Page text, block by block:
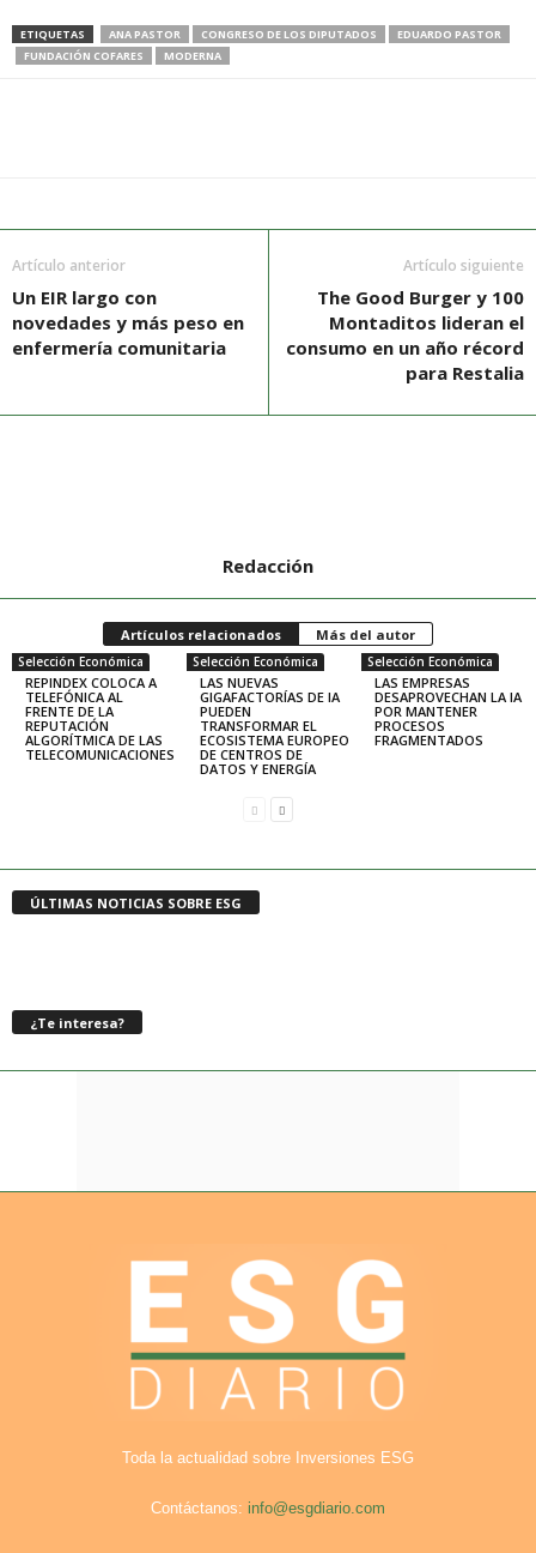
ETIQUETAS ANA PASTOR CONGRESO DE LOS DIPUTADOS
EDUARDO PASTOR
FUNDACIÓN COFARES
MODERNA
Artículo anterior
Un EIR largo con
novedades y más peso en
enfermería comunitaria
Artículo siguiente
The Good Burger y 100
Montaditos lideran el
consumo en un año récord
para Restalia
Redacción
Artículos relacionados Más del autor
Selección Económica
REPINDEX COLOCA A
TELEFÓNICA AL
FRENTE DE LA
REPUTACIÓN
ALGORÍTMICA DE LAS
TELECOMUNICACIONES
Selección Económica
LAS NUEVAS
GIGAFACTORÍAS DE IA
PUEDEN
TRANSFORMAR EL
ECOSISTEMA EUROPEO
DE CENTROS DE
DATOS Y ENERGÍA
Selección Económica
LAS EMPRESAS
DESAPROVECHAN LA IA
POR MANTENER
PROCESOS
FRAGMENTADOS
ÚLTIMAS NOTICIAS SOBRE ESG
¿Te interesa?
Toda la actualidad sobre Inversiones ESG
Contáctanos: info@esgdiario.com